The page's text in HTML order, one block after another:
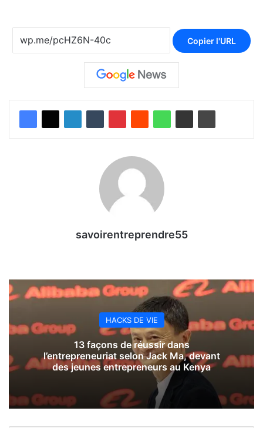
Copier l'URL
savoirentreprendre55
HACKS DE VIE
13 façons de réussir dans
l’entrepreneuriat selon Jack Ma, devant
des jeunes entrepreneurs au Kenya